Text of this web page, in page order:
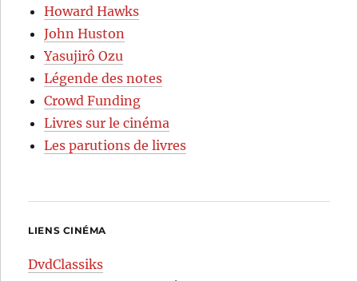
Howard Hawks
John Huston
Yasujirô Ozu
Légende des notes
Crowd Funding
Livres sur le cinéma
Les parutions de livres
LIENS CINÉMA
DvdClassiks